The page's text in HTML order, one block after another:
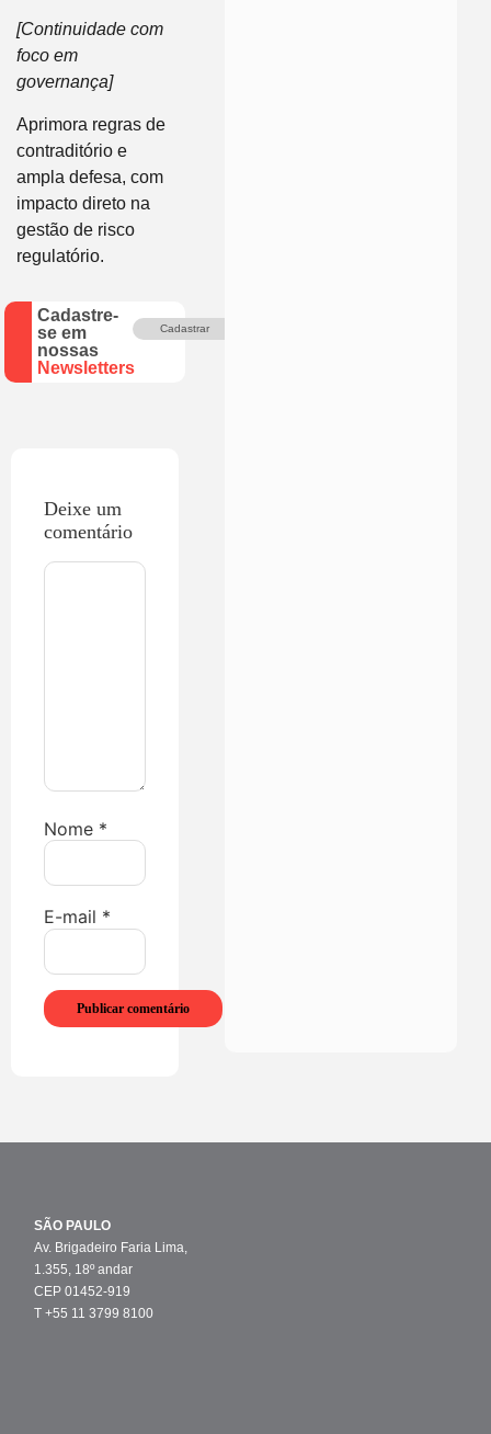
[Continuidade com
foco em
governança]
Aprimora regras de
contraditório e
ampla defesa, com
impacto direto na
gestão de risco
regulatório.
Cadastre-
se em
nossas
Newsletters
Cadastrar
Deixe um
comentário
Nome *
E-mail *
SÃO PAULO
Av. Brigadeiro Faria Lima,
1.355, 18º andar
CEP 01452-919
T +55 11 3799 8100